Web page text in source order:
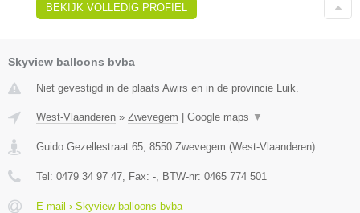
BEKIJK VOLLEDIG PROFIEL
Skyview balloons bvba
Niet gevestigd in de plaats Awirs en in de provincie Luik.
West-Vlaanderen » Zwevegem | Google maps ▼
Guido Gezellestraat 65 8550 Zwevegem (West-Vlaanderen)
Tel: 0479 34 97 47 , Fax: - , BTW-nr: 0465 774 501
E-mail › Skyview balloons bvba